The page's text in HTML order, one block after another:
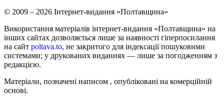
© 2009 – 2026 Інтернет-видання «Полтавщина»
Використання матеріалів інтернет-видання «Полтавщина» на
інших сайтах дозволяється лише за наявності гіперпосилання
на сайт poltava.to, не закритого для індексації пошуковими
системами; у друкованих виданнях — лише за погодженням з
редакцією.
Матеріали, позначені написом , опубліковані на комерційній
основі.